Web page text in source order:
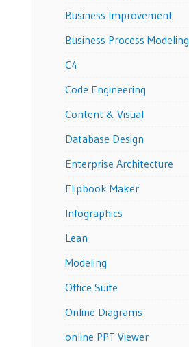
Business Improvement
Business Process Modeling
C4
Code Engineering
Content & Visual
Database Design
Enterprise Architecture
Flipbook Maker
Infographics
Lean
Modeling
Office Suite
Online Diagrams
online PPT Viewer